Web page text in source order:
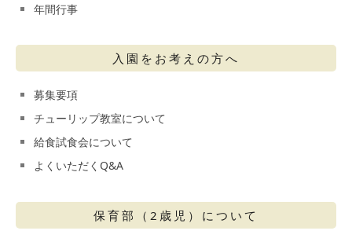
年間行事
入園をお考えの方へ
募集要項
チューリップ教室について
給食試食会について
よくいただくQ&A
保育部（2歳児）について